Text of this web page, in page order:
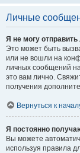
Личные
Я не могу
Это может быть
или не вошли на
личных сообщений
это вам лично.
получения
Вернуться к
Я постоянно
Вы можете
используя правила